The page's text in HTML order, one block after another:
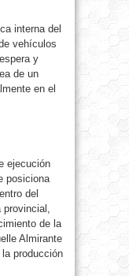
interna del
vehículos
y
de un
en el
ejecución
posiciona
del
provincial,
de la
Almirante
producción